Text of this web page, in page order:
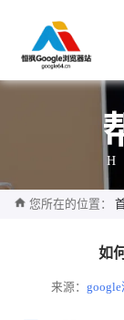
您所在的位置：
如
来源：google